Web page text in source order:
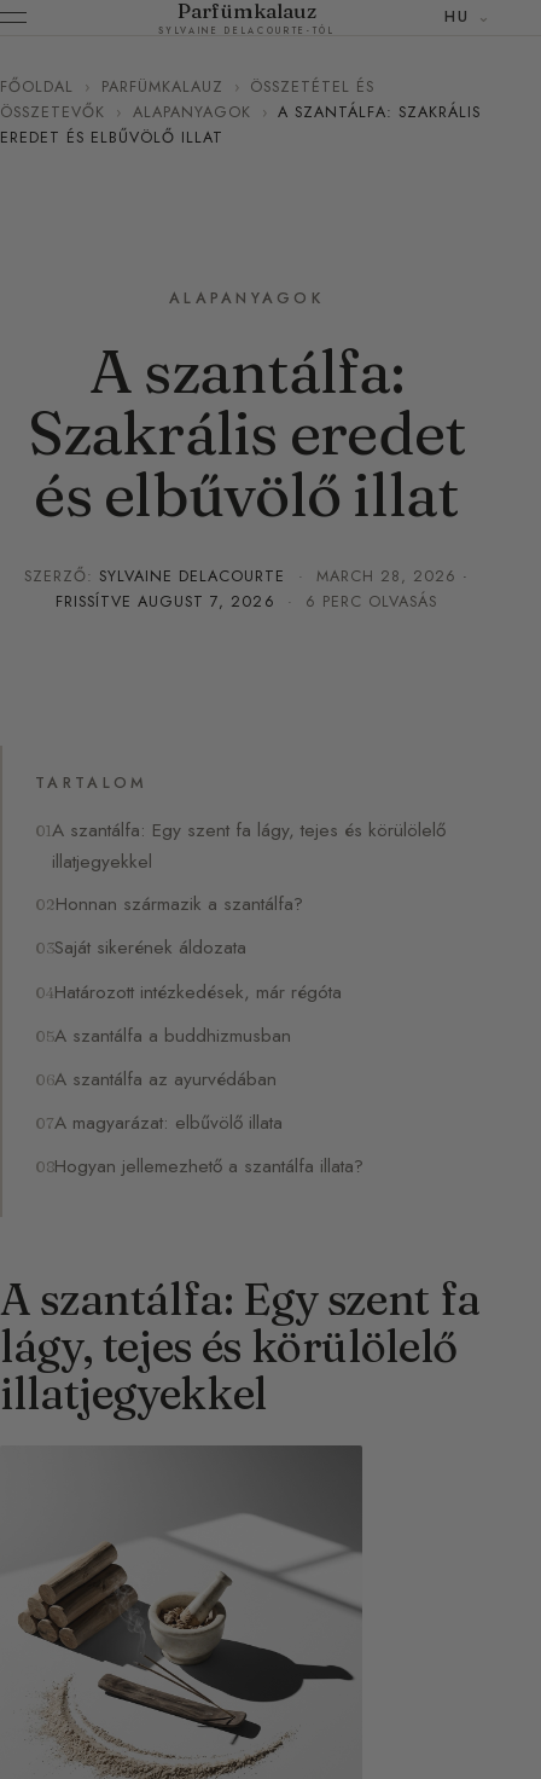
Parfümkalauz
SYLVAINE DELACOURTE-TÓL
HU
FŐOLDAL › PARFÜMKALAUZ › ÖSSZETÉTEL ÉS
ÖSSZETEVŐK
› ALAPANYAGOK › A SZANTÁLFA: SZAKRÁLIS
EREDET ÉS ELBŰVÖLŐ ILLAT
ALAPANYAGOK
A szantálfa:
Szakrális eredet
és elbűvölő illat
SZERZŐ: SYLVAINE DELACOURTE · MARCH 28, 2026 ·
FRISSÍTVEAUGUST 7, 2026 · 6 PERC OLVASÁS
TARTALOM
A szantálfa: Egy szent fa lágy, tejes és körülölelő
illatjegyekkel
Honnan származik a szantálfa?
Saját sikerének áldozata
Határozott intézkedések, már régóta
A szantálfa a buddhizmusban
A szantálfa az ayurvédában
A magyarázat: elbűvölő illata
Hogyan jellemezhető a szantálfa illata?
A szantálfa: Egy szent fa
lágy, tejes és körülölelő
illatjegyekkel